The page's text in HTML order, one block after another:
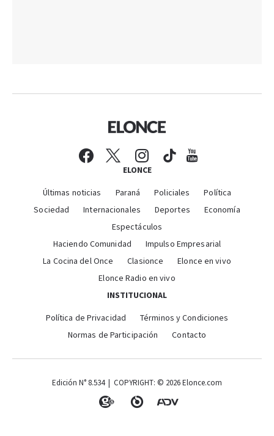
ELONCE
Últimas noticias Paraná Policiales
Política
Sociedad
Internacionales Deportes
Economía
Espectáculos
Haciendo Comunidad
Impulso Empresarial
La Cocina del Once
Clasionce
Elonce en vivo
Elonce Radio en vivo
INSTITUCIONAL
Política de Privacidad
Términos y Condiciones
Normas de Participación
Contacto
Edición N° 8.534 | COPYRIGHT: © 2026 Elonce.com